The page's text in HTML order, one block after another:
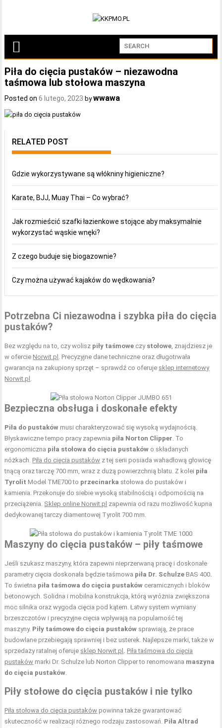
Piła do cięcia pustaków – niezawodna
taśmowa lub stołowa maszyna
Posted on6 lutego, 2023 bywwawa
RELATED POST
Gdzie wykorzystywane są włókniny higieniczne?
Karate, BJJ, Muay Thai – Co wybrać?
Jak rozmieścić szafki łazienkowe stojące aby maksymalnie
wykorzystać wąskie wnęki?
Z czego buduje się biogazownie?
Czy można używać kajaków do wędkowania?
Potrzebna Ci niezawodna i szybka piła do cięcia
pustaków?
Bez względu na to, czy wolisz piły taśmowe czy stołowe, znajdziesz je
w ofercie Norwit.pl . Precyzyjne dane techniczne oraz długotrwała
gwarancja na zakupiony sprzęt – sprawdź co oferuje sklep internetowy
Norwit.pl .
Bezpieczna obsługa i doskonałe efekty
Piła do pustaków musi charakteryzować się wysoką wydajnością.
Błyskawiczne tempo pracy zapewnia piła Norton Clipper. To
ergonomiczna piła stołowa do cięcia pustaków o składanych
nóżkach. Piła do cięcia pustaków z tej serii posiada wahadłową głowicę
tnącą oraz tarczę 700 mm, wraz z dużą powierzchnią blatu. Z kolei piła
Tyrolit Model TME700 to przecinarka stołowa do pustaków i
kamienia. Przekonuje do siebie wysoką stabilnością i odpornością na
przeciążenia. Sklep online Norwit.pl zapewnia od razu możliwość kupna
dedykowanej tarczy diamentowej Tyrolit 700 mm.
Maszyny do cięcia pustaków – piły taśmowe
Jeśli szukasz maszyny, która zapewni nieprzerwaną pracę i doskonałe
parametry cięcia doskonała będzie taśmowa piła Dr. Schulze BAS 400.
To świetna piła taśmowa do cięcia pustaków ceramicznych i bloków
betonowych. Solidna i mobilna konstrukcja, którą wyróżnia zwiększona
moc silnika oraz wygoda cięcia pod kątem. Łatwy system wymiany
brzeszczotów i precyzyjne cięcia wpływają na popularność tej
maszyny. Piły taśmowe do cięcia pustaków sprawiają, że prace
budowlane przebiegają sprawniej i bez usterek. Najlepsze marki, także w
sprzedaży ratalnej oferuje sklep Norwit.pl . Piła taśmowa do cięcia
pustaków marki Dr. Schulze lub Norton Clipper to renomowana maszyna
do cięcia pustaków.
Piły stołowe do cięcia pustaków i nie tylko
Piła stołowa do cięcia pustaków powinna także gwarantować
skuteczność w realizacji różnego rodzaju zastosowań. Piła Altrad